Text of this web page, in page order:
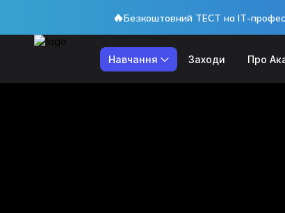
🔥Безкоштовний ТЕСТ на ІТ-
Навчання Заходи Про